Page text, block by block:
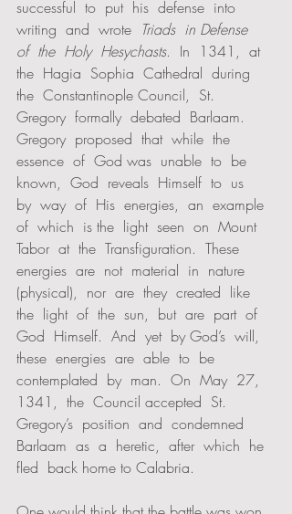
successful  to  put  his  defense  into
writing  and  wrote Triads  in Defense
of  the  Holy  Hesychasts.  In  1341,  at
the  Hagia  Sophia  Cathedral  during
the  Constantinople Council,  St.
Gregory  formally  debated  Barlaam.
Gregory  proposed  that  while  the
essence  of  God was  unable  to  be
known,  God  reveals  Himself  to  us
by  way  of  His  energies,  an  example
of  which  is the  light  seen  on  Mount
Tabor  at  the  Transfiguration.  These
energies  are  not  material  in  nature
(physical),  nor  are  they  created  like
the  light  of  the  sun,  but  are  part  of
God  Himself.  And  yet  by God’s  will,
these  energies  are  able  to  be
contemplated  by  man.  On  May  27,
1341,  the  Council accepted  St.
Gregory’s  position  and  condemned
Barlaam  as  a  heretic,  after  which  he
fled  back home to Calabria.